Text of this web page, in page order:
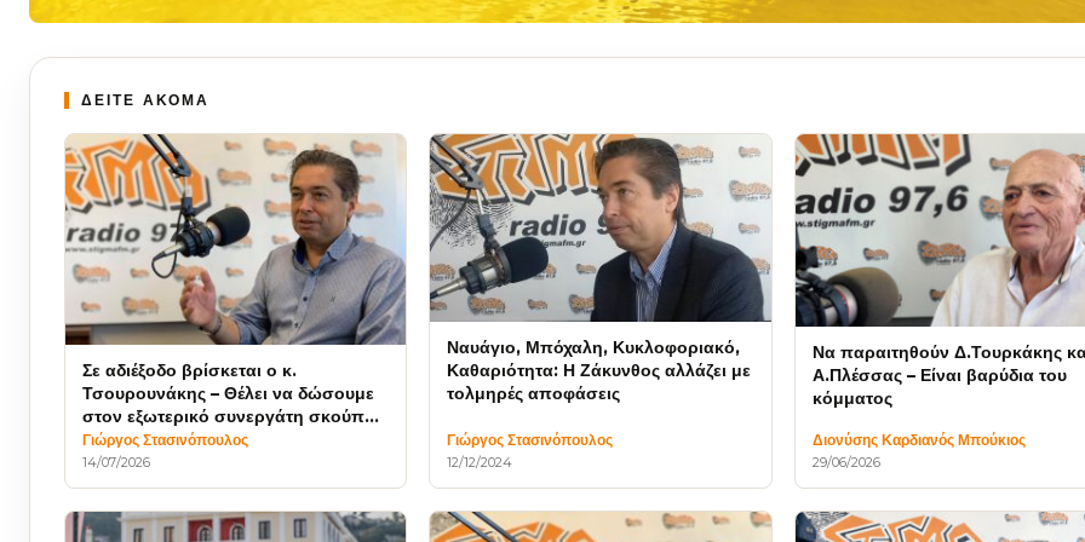
ΔΕΙΤΕ ΑΚΟΜΑ
Σε αδιέξοδο βρίσκεται ο κ.
Τσουρουνάκης – Θέλει να δώσουμε
στον εξωτερικό συνεργάτη σκούπα
και φαράσι;
Γιώργος Στασινόπουλος
14/07/2026
Ναυάγιο, Μπόχαλη, Κυκλοφοριακό,
Καθαριότητα: Η Ζάκυνθος αλλάζει με
τολμηρές αποφάσεις
Γιώργος Στασινόπουλος
12/12/2024
Να παραιτηθούν Δ.Τουρκάκης
Α.Πλέσσας – Είναι βαρύδια του
κόμματος
Διονύσης Καρδιανός Μπούκιος
29/06/2026